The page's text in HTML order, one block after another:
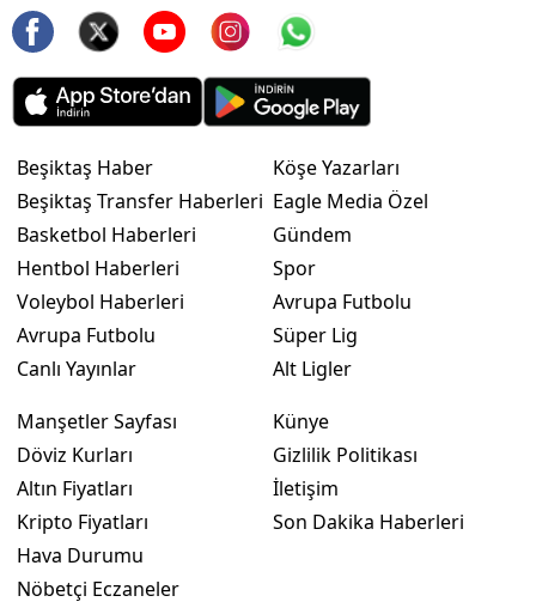
Beşiktaş Haber
Beşiktaş Transfer Haberleri
Basketbol Haberleri
Hentbol Haberleri
Voleybol Haberleri
Avrupa Futbolu
Canlı Yayınlar
Köşe Yazarları
Eagle Media Özel
Gündem
Spor
Avrupa Futbolu
Süper Lig
Alt Ligler
Manşetler Sayfası
Döviz Kurları
Altın Fiyatları
Kripto Fiyatları
Hava Durumu
Nöbetçi Eczaneler
Künye
Gizlilik Politikası
İletişim
Son Dakika Haberleri